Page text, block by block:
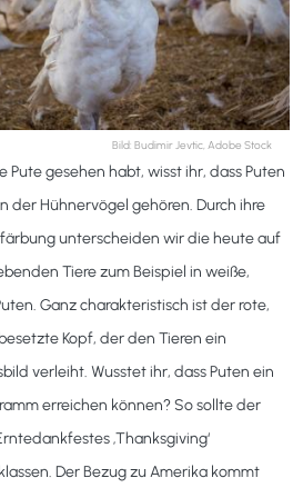
Bild: Budimir Jevtic, Adobe Stock
Pute gesehen habt, wisst ihr, dass Puten
der Hühnervögel gehören. Durch ihre
unterscheiden wir die heute auf
Tiere zum Beispiel in weiße,
Ganz charakteristisch ist der rote,
Kopf, der den Tieren ein
verleiht. Wusstet ihr, dass Puten ein
erreichen können? So sollte der
‚Thanksgiving‘
Der Bezug zu Amerika kommt